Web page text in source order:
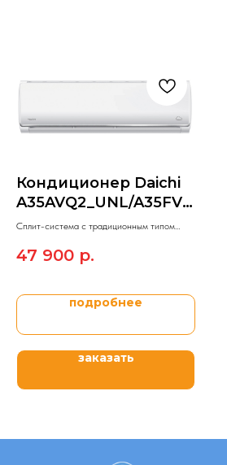
Кондиционер Daichi
A35AVQ2_UNL/A35FV2
_UNL
Сплит-система c традиционным типом
47 900 р.
подробнее
заказать